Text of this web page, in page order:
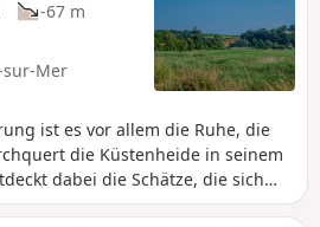
-67 m
Mer
ist es vor allem die Ruhe, die
die Küstenheide in seinem
dabei die Schätze, die sich